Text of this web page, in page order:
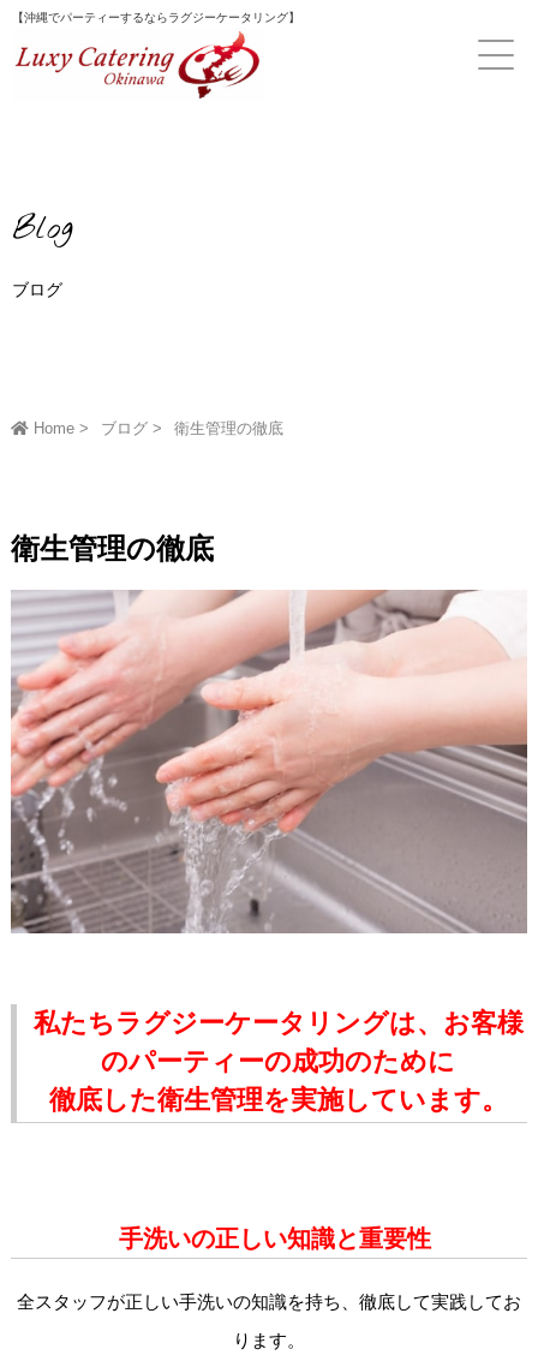
Skip
content
【沖縄でパーティーするならラグジーケータリング】
Blog
ブログ
Home ブログ 衛生管理の徹底
衛生管理の徹底
私たちラグジーケータリングは、お客様
のパーティーの成功のために
徹底した衛生管理を実施しています。
手洗いの正しい知識と重要性
全スタッフが正しい手洗いの知識を持ち、徹底して実践してお
ります。